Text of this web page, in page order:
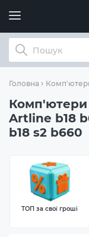
Головна
Комп'ютери
Artline b18
b18 s2 b660
ТОП за свої гроші